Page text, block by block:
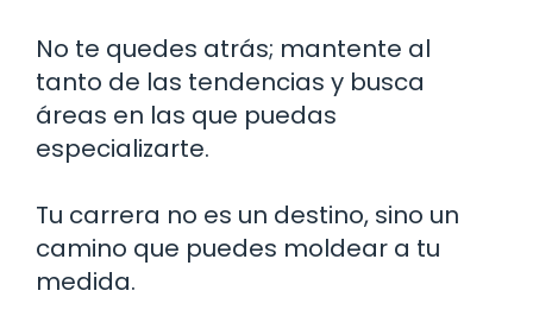
No te quedes atrás; mantente al
tanto de las tendencias y busca
áreas en las que puedas
especializarte.
Tu carrera no es un destino, sino un
camino que puedes moldear a tu
medida.